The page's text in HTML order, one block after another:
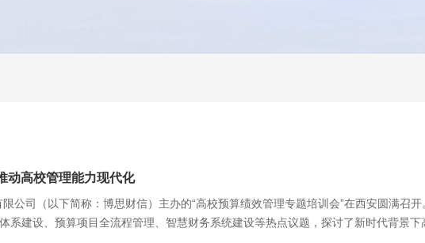
动高校管理能力现代化
公司（以下简称：博思财信）主办的“高校预算绩效管理专题培训会”在西安圆满召
系建设、预算项目全流程管理、智慧财务系统建设等热点议题，探讨了新时代背景下